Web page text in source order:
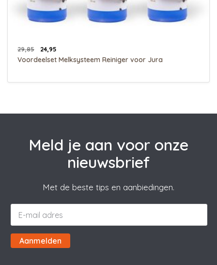
29,85 24,95
Voordeelset Melksysteem Reiniger voor Jura
Meld je aan voor onze
nieuwsbrief
Met de beste tips en aanbiedingen.
Aanmelden